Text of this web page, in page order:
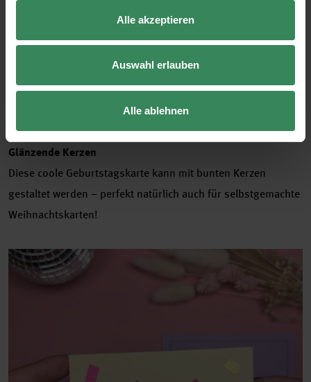
Alle akzeptieren
Auswahl erlauben
Alle ablehnen
Glänzende Kerzen
Diese coole Geburtstagskarte kann mit bunten Kerzen
gestaltet werden – perfekt natürlich auch für selbstgemachte
Weihnachtskarten!